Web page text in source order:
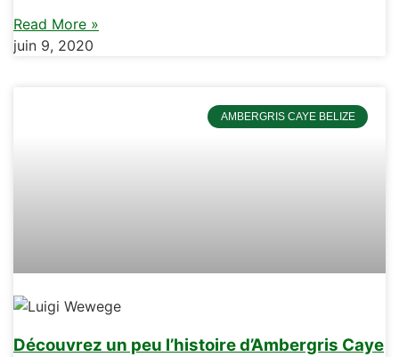
Read More »
juin 9, 2020
AMBERGRIS CAYE BELIZE
Découvrez un peu l’histoire d’Ambergris Caye